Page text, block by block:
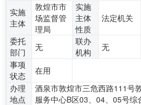
实施
主体
敦煌市市
场监督管
理局
实施
主体
性质
法定机关
委托
部门
无
联办
机构
无
事项
状态
在用
办理
地点
酒泉市敦煌市三危西路111号
服务中心B区03、04、05号综